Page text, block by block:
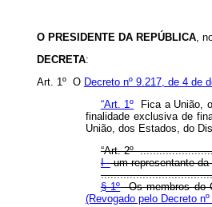
O PRESIDENTE DA REPÚBLICA,
DECRETA:
Art. 1º O Decreto nº 9.217, de 4 de
“Art. 1º Fica a União,
finalidade exclusiva de
União, dos Estados, do
“Art. 2º
I -um representante da
§ 1ºOs membros do
(Revogado pelo Decreto